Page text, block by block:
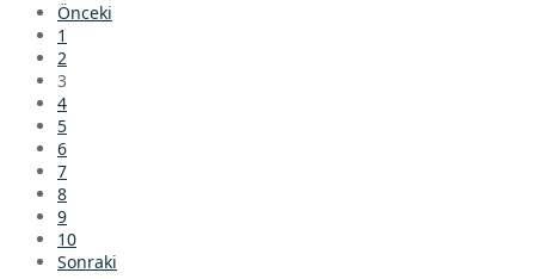
Önceki
1
2
3
4
5
6
7
8
9
10
Sonraki